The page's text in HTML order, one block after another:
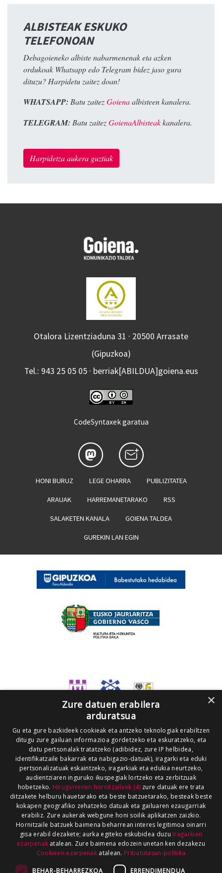
ALBISTEAK ESKUKO
TELEFONOAN
Debagoieneko albiste nabarmenenak eta azken
ordukoak Whatsapp edo Telegram bidez jaso gura
dituzu? Harpidetu zaitez doan!
WHATSAPP: Batu zaitezGoienaalbisteen kanalera.
TELEGRAM: Batu zaitezGoienaAlbisteakkanalera.
Harpidetza aukera guztiak
Otalora Lizentziaduna 31 · 20500 Arrasate
(Gipuzkoa)
Tel.: 943 25 05 05 · berriak[ABILDUA]goiena.eus
CodeSyntaxek garatua
HONI BURUZ LEGE OHARRA PUBLIZITATEA
ARAUAK HARREMANETARAKO RSS
SALAKETEN KANALA GOIENA TALDEA
GUREKIN LAN EGIN
×
Zure datuen erabilera
arduratsua
Gu eta gure bazkideek cookieak eta antzeko teknologiak erabiltzen
ditugu zure gailuan informazioa gordetzeko eta eskuratzeko, eta
datu pertsonalak tratatzeko (adibidez, zure IP helbidea,
identifikatzaile bakarrak eta nabigazio-datuak), iragarki eta eduki
pertsonalizatuak eskaintzeko, iragarkiak eta edukia neurtzeko,
audientziaren inguruko ikuspegiak lortzeko eta zerbitzuak
hobetzeko. Hirugarrenen hornitzaileek (4)zure datuak ere trata
ditzakete helburu hauetarako eta beste batzuetarako, besteak beste
kokapen geografiko zehatzeko datuak eta gailuaren ezaugarriak
erabiliz. Zure aukerak webgune honi soilik aplikatzen zaizkio.
Hornitzaile batzuek baimena beharrean interes legitimoa oinarri
gisa erabil dezakete; aurka egiteko eskubidea duzu Iragarkien
ezarpenakatalean. Zure baimena edozein unetan ken dezakezu
Cookieen ezarpenak atalean. Pribatutasun-politika
BEHAR-BEHARREZKOA ERRENDIMENDUA